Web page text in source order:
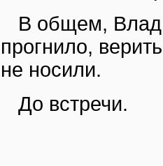
В общем,
прогнило,
не носили.
До встречи.